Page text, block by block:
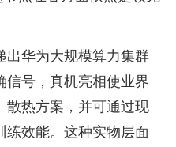
出华为大规模算力集群
信号，真机亮相使业界
散热方案，并可通过现
练效能。这种实物层面